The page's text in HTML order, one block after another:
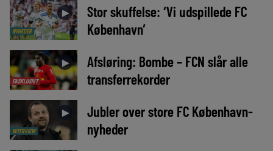
NYHEDER
►
Stor skuffelse: ‘Vi udspillede FC
København’
EKSKLUSIVT
►
Afsløring: Bombe – FCN slår alle
transferrekorder
INTERVIEW
►
Jubler over store FC København-
nyheder